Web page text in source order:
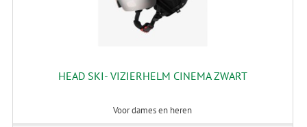
HEAD SKI- VIZIERHELM CINEMA ZWART
Voor dames en heren